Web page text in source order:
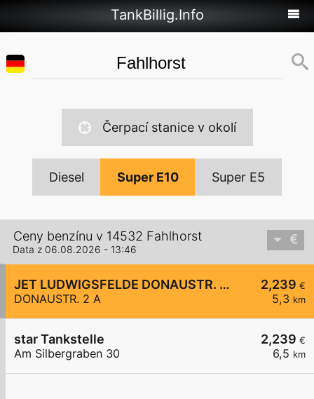
TankBillig.Info
Čerpací stanice v okolí
Diesel Super E10 Super E5
Ceny benzínu v 14532 Fahlhorst
Data z 06.08.2026 - 13:46
2,239 €
5,3 km
JET LUDWIGSFELDE DONAUSTR. 2 A
DONAUSTR. 2 A
2,239 €
6,5 km
star Tankstelle
Am Silbergraben 30